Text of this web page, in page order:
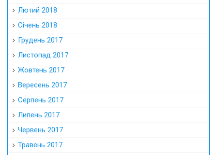
Лютий 2018
Січень 2018
Грудень 2017
Листопад 2017
Жовтень 2017
Вересень 2017
Серпень 2017
Липень 2017
Червень 2017
Травень 2017